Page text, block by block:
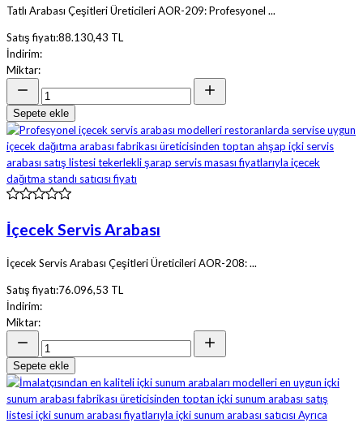
Tatlı Arabası Çeşitleri Üreticileri AOR-209: Profesyonel ...
Satış fiyatı:88.130,43 TL
İndirim:
Miktar:
Sepete ekle
İçecek Servis Arabası
İçecek Servis Arabası Çeşitleri Üreticileri AOR-208: ...
Satış fiyatı:76.096,53 TL
İndirim:
Miktar:
Sepete ekle